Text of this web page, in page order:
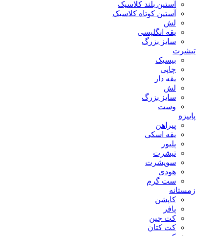
آستین بلند کلاسیک
آستین کوتاه کلاسیک
لش
یقه انگلیسی
سایز بزرگ
تیشرت
بیسیک
چاپی
یقه دار
لش
سایز بزرگ
وست
پاییزه
پیراهن
یقه اسکی
پلیور
تیشرت
سویشرت
هودی
ست گرم
زمستانه
کاپشن
پافر
کت جین
کت کتان